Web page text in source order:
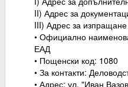
II) Адрес за
III) Адрес за
• Официално
ЕАД
• Пощенски код: 1080
• За контакти:
• Адрес: ул. "Иван